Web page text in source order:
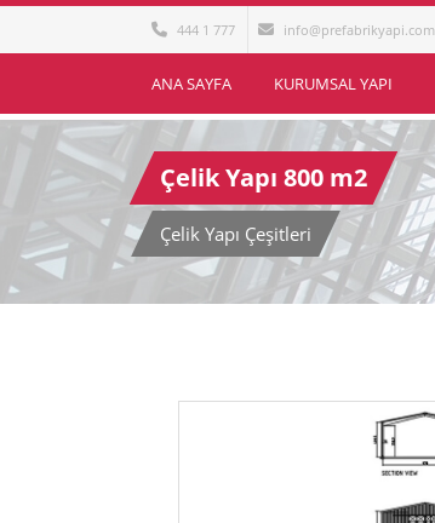
444 1 777 info@prefabrikyapi.com
ANA SAYFA KURUMSAL YAPI
Çelik Yapı 800 m2
Çelik Yapı Çeşitleri